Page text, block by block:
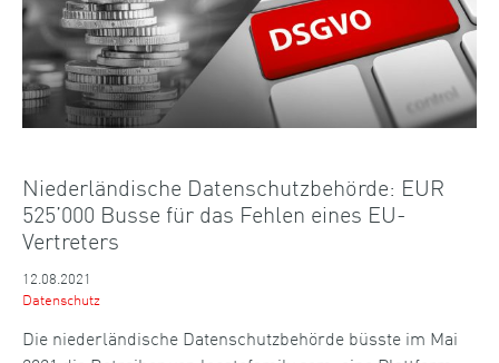
Niederländische Datenschutzbehörde: EUR
525’000 Busse für das Fehlen eines EU-
Vertreters
12.08.2021
Datenschutz
Die niederländische Datenschutzbehörde büsste im Mai